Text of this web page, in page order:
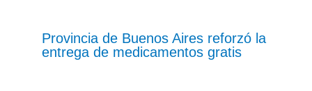
Provincia de Buenos Aires reforzó la
entrega de medicamentos gratis